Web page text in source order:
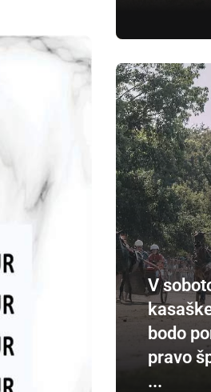
V
bodo
pravo
...